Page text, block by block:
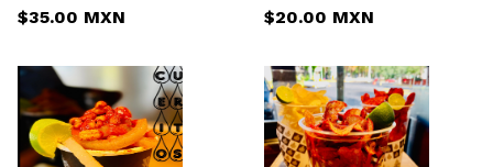
$35.00 MXN $20.00 MXN